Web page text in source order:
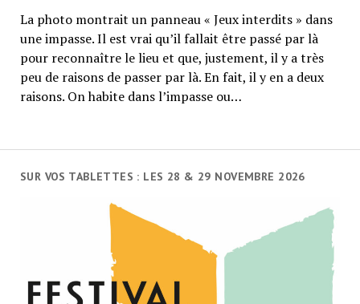
SUR VOS TABLETTES : LES 28 & 29 NOVEMBRE 2026
La photo montrait un panneau « Jeux interdits » dans
une impasse. Il est vrai qu’il fallait être passé par là
pour reconnaître le lieu et que, justement, il y a très
peu de raisons de passer par là. En fait, il y en a deux
raisons. On habite dans l’impasse ou…